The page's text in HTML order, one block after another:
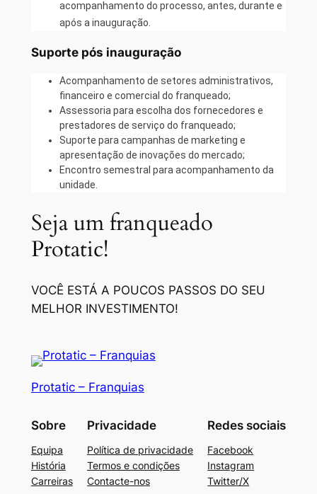
acompanhamento do processo, antes, durante e
após a inauguração.
Suporte pós inauguração
Acompanhamento de setores administrativos,
financeiro e comercial do franqueado;
Assessoria para escolha dos fornecedores e
prestadores de serviço do franqueado;
Suporte para campanhas de marketing e
apresentação de inovações do mercado;
Encontro semestral para acompanhamento da
unidade.
Seja um franqueado
Protatic!
VOCÊ ESTÁ A POUCOS PASSOS DO SEU
MELHOR INVESTIMENTO!
Protatic – Franquias
Sobre
Equipa
História
Carreiras
Privacidade
Política de privacidade
Termos e condições
Contacte-nos
Redes sociais
Facebook
Instagram
Twitter/X